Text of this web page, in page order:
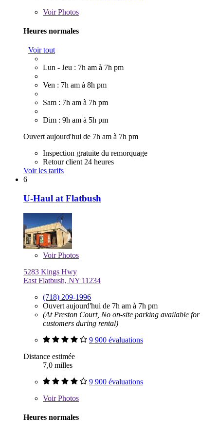
VoirPhotos
Heures normales
Voir tout
Lun - Jeu : 7h am à 7h pm
Ven : 7h am à 8h pm
Sam : 7h am à 7h pm
Dim : 9h am à 5h pm
Ouvert aujourd'hui de 7h am à 7h pm
Inspection gratuite du remorquage
Retour client 24 heures
Voir les tarifs
6
U-Haul at Flatbush
VoirPhotos
5283 Kings Hwy
East Flatbush, NY 11234
(718) 209-1996
Ouvert aujourd'hui de 7h am à 7h pm
(At Preston Court, No on-site parking available for
customers during rental)
9 900 évaluations
Distance estimée
7,0 milles
9 900 évaluations
VoirPhotos
Heures normales